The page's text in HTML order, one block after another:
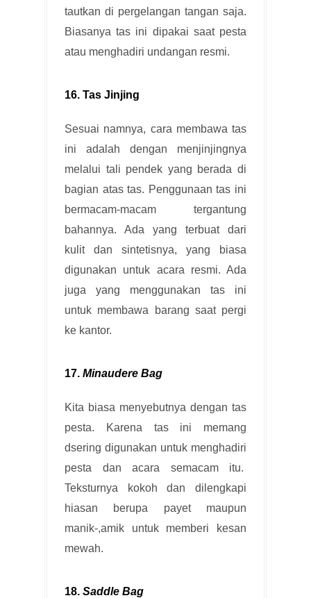
tautkan di pergelangan tangan saja.
Biasanya tas ini dipakai saat pesta
atau menghadiri undangan resmi.
16. Tas Jinjing
Sesuai namnya, cara membawa tas
ini adalah dengan menjinjingnya
melalui tali pendek yang berada di
bagian atas tas. Penggunaan tas ini
bermacam-macam tergantung
bahannya. Ada yang terbuat dari
kulit dan sintetisnya, yang biasa
digunakan untuk acara resmi. Ada
juga yang menggunakan tas ini
untuk membawa barang saat pergi
ke kantor.
17. Minaudere Bag
Kita biasa menyebutnya dengan tas
pesta. Karena tas ini memang
dsering digunakan untuk menghadiri
pesta dan acara semacam itu.
Teksturnya kokoh dan dilengkapi
hiasan berupa payet maupun
manik-,amik untuk memberi kesan
mewah.
18. Saddle Bag